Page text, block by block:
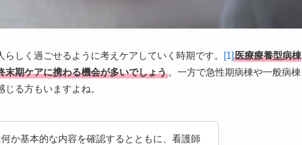
しく過ごせるように考えケアしていく時期です。 [1] 医療療養型病棟
期ケアに携わる機会が多いでしょう 。一方で急性期病棟や一般病棟
る方もいますよね。
か基本的な内容を確認するとともに、看護師